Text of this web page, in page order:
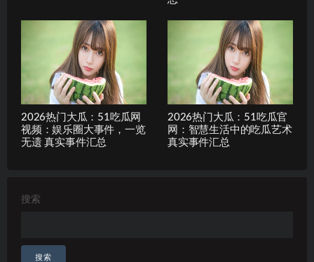
2026热门大瓜：51吃瓜网
视频：娱乐圈大事件，一览
无遗 真实事件汇总
2026热门大瓜：51吃瓜官
网：智慧生活中的吃瓜艺术
真实事件汇总
搜索
搜索